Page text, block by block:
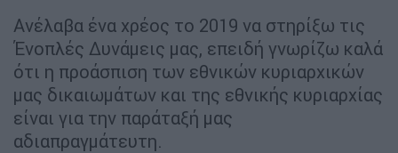
Ανέλαβα ένα χρέος το 2019 να στηρίξω τις
Ένοπλές Δυνάμεις μας, επειδή γνωρίζω καλά
ότι η προάσπιση των εθνικών κυριαρχικών
μας δικαιωμάτων και της εθνικής κυριαρχίας
είναι για την παράταξή μας
αδιαπραγμάτευτη.